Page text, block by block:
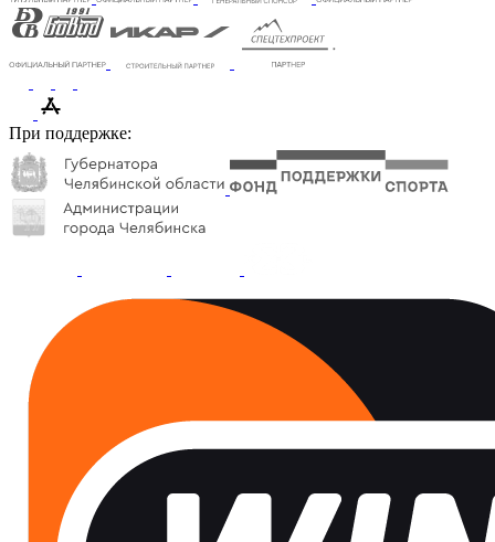
При поддержке: